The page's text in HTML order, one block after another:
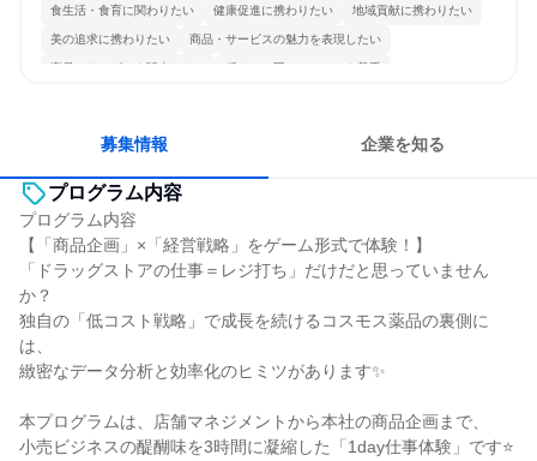
食生活・食育に関わりたい 健康促進に携わりたい 地域貢献に携わりたい
美の追求に携わりたい 商品・サービスの魅力を表現したい
商品・サービスを販売したい 穏やかで互いのペースを尊重
募集情報 企業を知る
プログラム内容
プログラム内容
【「商品企画」×「経営戦略」をゲーム形式で体験！】
「ドラッグストアの仕事＝レジ打ち」だけだと思っていません
か？
独自の「低コスト戦略」で成長を続けるコスモス薬品の裏側に
は、
緻密なデータ分析と効率化のヒミツがあります✨
本プログラムは、店舗マネジメントから本社の商品企画まで、
小売ビジネスの醍醐味を3時間に凝縮した「1day仕事体験」です⭐